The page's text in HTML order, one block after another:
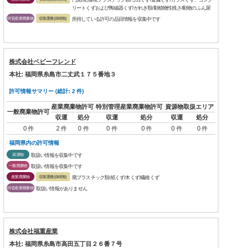
リートくずおよび陶磁器くず/がれき類/動植物性残さ/動物のふん尿
特管産業廃棄物 収集運搬(保積無) 所持している許可の品目情報を収集中です
株式会社ベビーフレンド
本社: 福岡県糸島市二丈武１７５番地３
許可情報サマリー (総計: 2 件)
一般廃棄物許可
産業廃棄物許可 特別管理産業廃棄物許可 資源物取扱エリア
収運
処分 収運 処分 収運
処分
0 件
2 件 0 件 0 件 0 件 0 件 0 件
福岡県内の許可情報
資源物 取扱い情報を収集中です
一般廃棄物 取扱い情報を収集中です
産業廃棄物 収集運搬(保積無) 廃プラスチック類/紙くず/木くず/繊維くず
特管産業廃棄物 取扱い情報がありません
株式会社福重産業
本社: 福岡県糸島市高田五丁目２６番７号